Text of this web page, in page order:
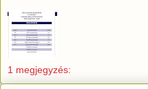
1 megjegyzés: